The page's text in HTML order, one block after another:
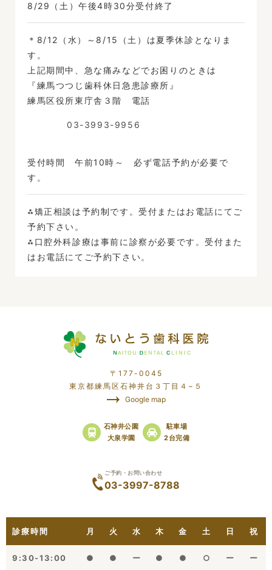
8/29（土）午後4時30分受付終了
＊8/12（水）～8/15（土）は夏季休診となりま
す。
上記期間中、急な痛みなどでお困りのときは
『練馬つつじ歯科休日急患診療所』
練馬区役所東庁舎３階 電話
03-3993-9956
受付時間 午前10時～ 必ず電話予約が必要で
す。
⁂矯正相談は予約制です。受付またはお電話にてご
予約下さい。
⁂口腔外科診療は事前に診察が必要です。受付また
はお電話にてご予約下さい。
〒177-0045
東京都練馬区石神井台３丁目４−５
Google map
石神井公園
大泉学園
駐車場
2台完備
ご予約・お問い合わせ
03-3997-8788
診療時間 月 火 水 木 金 土 日 祝
9:30-13:00 ● ● ー ● ● ○ ー ー